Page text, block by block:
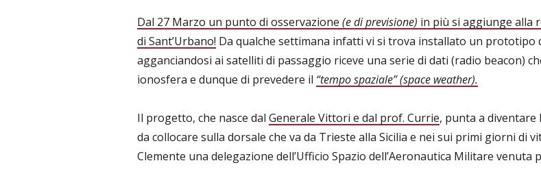
Dal 27 Marzo un punto di osservazione (e di previsione) in più si aggiunge alla
di Sant’Urbano! Da qualche settimana infatti vi si trova installato un prototipo
agganciandosi ai satelliti di passaggio riceve una serie di dati (radio beacon)
ionosfera e dunque di prevedere il “tempo spaziale” (space weather).
Il progetto, che nasce dal Generale Vittori e dal prof. Currie, punta a diventare
da collocare sulla dorsale che va da Trieste alla Sicilia e nei sui primi giorni di
Clemente una delegazione dell’Ufficio Spazio dell’Aeronautica Militare